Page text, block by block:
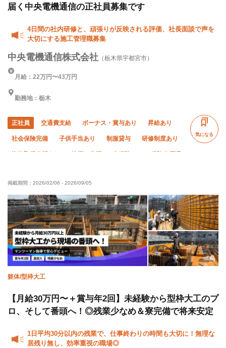
届く中央電機通信の正社員募集です
4日間の社内研修と、頑張りが反映される評価、社長面談で声を
大切にする施工管理職募集
中央電機通信株式会社 （栃木県宇都宮市）
月給：22万円〜43万円
勤務地：栃木
正社員 交通費支給 ボーナス・賞与あり 昇給あり
社会保険完備 子供手当あり 制服貸与 研修制度あり
60代以上活躍中 夜勤あり
車・バイク通勤OK 転勤なし
気になる
掲載期間： 2026/02/06 - 2026/09/05
躯体/型枠大工
【月給30万円〜＋賞与年2回】未経験から型枠大工のプ
ロ、そして番頭へ！◎残業少なめ＆寮完備で将来安定
1日平均30分以内の残業で、仕事終わりの時間も大切に！無理な
居残り無し、効率重視の職場◎